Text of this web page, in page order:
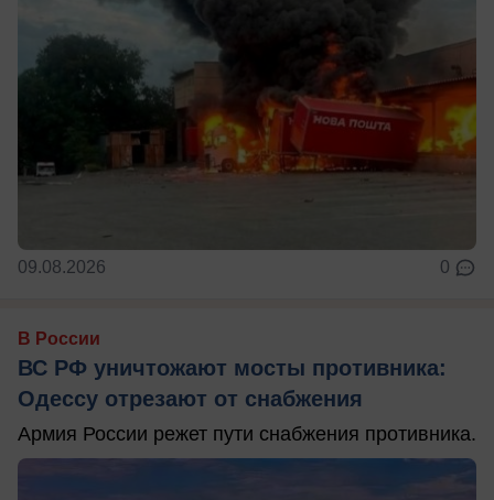
09.08.2026 0
В России
ВС РФ уничтожают мосты противника:
Одессу отрезают от снабжения
Армия России режет пути снабжения противника.